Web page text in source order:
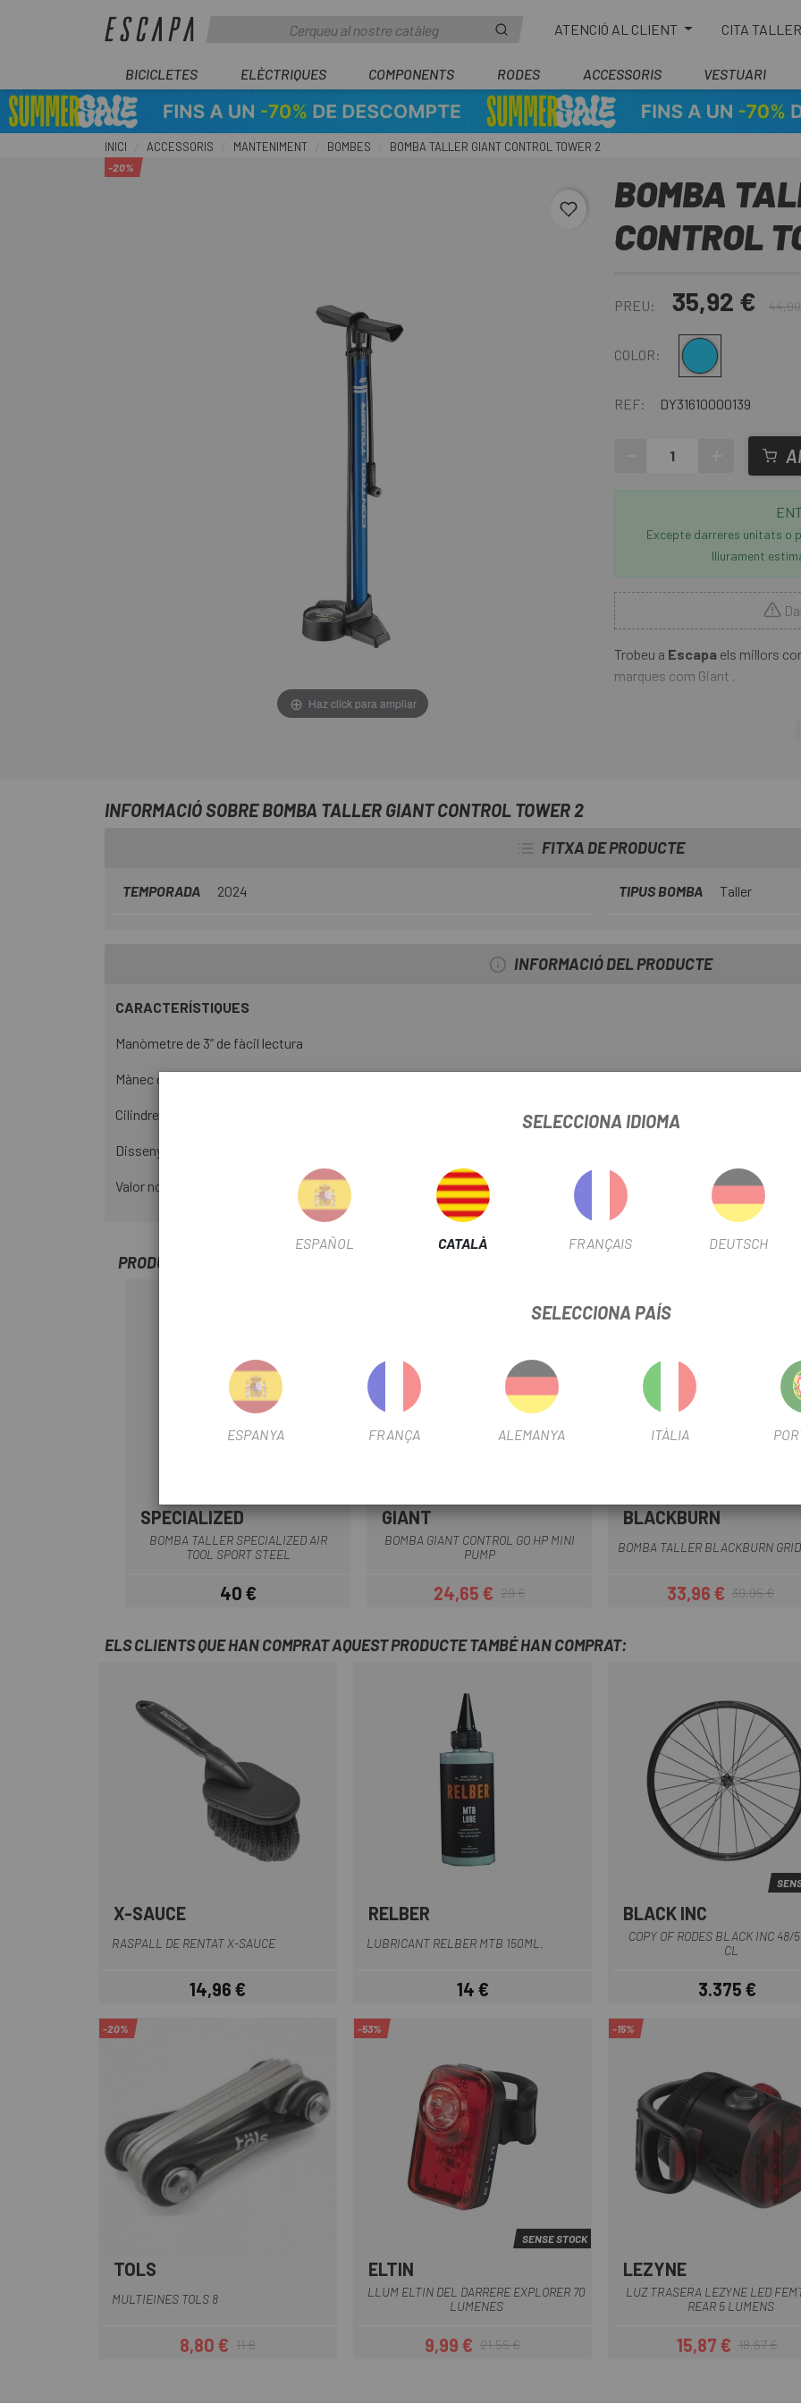
ATENCIÓ AL CLIENT CITA TALLER
BICICLETES ELÈCTRIQUES COMPONENTS RODES ACCESSORIS VESTUARI
INICI ACCESSORIS MANTENIMENT BOMBES BOMBA TALLER GIANT CONTROL TOWER 2
favorite_border
-20%
Haz click para ampliar
BOMBA
CONTROL
PREU: 35,92 €
COLOR: Blau
REF: DY31610000139
Excepte darreres unitats o
lliurament
Trobeu a Escapa els millors
marques com Giant .
estructura duradora que
INFORMACIÓ SOBRE BOMBA TALLER GIANT CONTROL TOWER 2
FITXA DE PRODUCTE
TEMPORADA 2024 TIPUS BOMBA Taller
INFORMACIÓ DEL PRODUCTE
CARACTERÍSTIQUES
Manòmetre de 3” de fàcil lectura
Mànec confortable i ergonòmic
Cilindre d'acer super resistent
Disseny AutoHead™
Valor nominal de 180psi
PRODUCTOS SIMILARES
SPECIALIZED
BOMBA TALLER SPECIALIZED AIR
TOOL SPORT STEEL
Preu
40 €
GIANT
BOMBA GIANT CONTROL GO HP MINI
PUMP
Preu
24,65 €Preu regular
29 €
Negre
BLACKBURN
BOMBA TALLER BLACKBURN GRID
Preu
33,96 €Preu regular
39,95 €
ELS CLIENTS QUE HAN COMPRAT AQUEST PRODUCTE TAMBÉ HAN COMPRAT:
X-SAUCE
RASPALL DE RENTAT X-SAUCE
Preu
14,96 €
RELBER
LUBRICANT RELBER MTB 150ML.
Preu
14 €
BLACK INC
COPY OF RODES BLACK INC 48/
CL
Preu
3.375 €
-20%
TOLS
MULTIEINES TOLS 8
Preu
8,80 €Preu regular
11 €
-53%
SENSE STOCK
ELTIN
LLUM ELTIN DEL DARRERE EXPLORER 70
LUMENES
Preu
9,99 €Preu regular
21,55 €
-15%
LEZYNE
LUZ TRASERA LEZYNE LED
REAR 5 LUMENS
Preu
15,87 €Preu regular
18,67 €
SELECCIONA IDIOMA
ESPAÑOL CATALÀ FRANÇAIS DEUTSCH
SELECCIONA PAÍS
ESPANYA FRANÇA ALEMANYA ITÀLIA